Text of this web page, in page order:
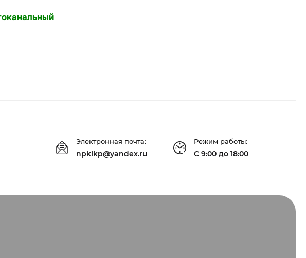
Электронная почта:
npklkp@yandex.ru
Режим работы:
С 9:00 до 18:00